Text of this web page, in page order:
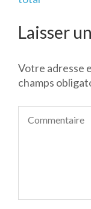
Laisser
Votre adresse
champs